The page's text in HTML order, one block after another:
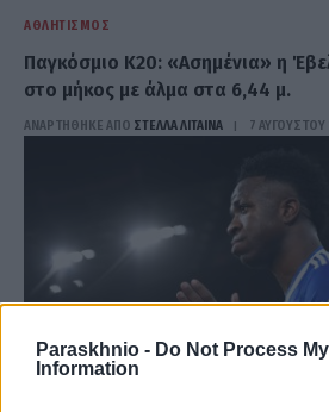
Paraskhnio - Do Not Process
Information
ΑΘΛΗΤΙΣΜΌΣ
Παγκόσμιο Κ20: «Ασημένια» η
στο μήκος με άλμα στα 6,44 μ.
ΑΝΑΡΤΗΘΗΚΕ ΑΠΟ ΣΤΈΛΛΑ ΛΊΤΑΙΝΑ 7 ΑΥΓΟΎΣΤΟΥ